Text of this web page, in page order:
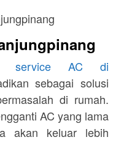
service AC di
sebagai solusi
di rumah.
AC yang lama
akan keluar lebih